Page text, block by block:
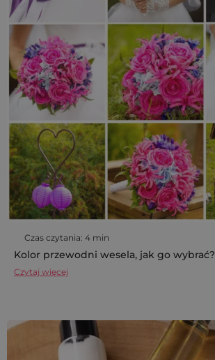
Czas czytania: 4 min
Kolor przewodni wesela, jak go wybrać?
Czytaj więcej